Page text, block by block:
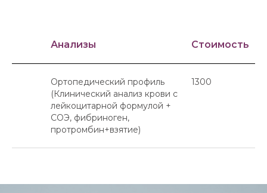
Анализы Стоимость
Ортопедический профиль
(Клинический анализ крови с
лейкоцитарной формулой +
СОЭ, фибриноген,
протромбин+взятие)
1300